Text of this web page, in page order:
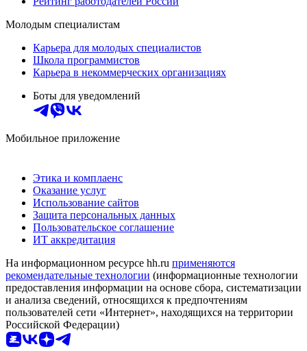
Молодым специалистам
Карьера для молодых специалистов
Школа программистов
Карьера в некоммерческих организациях
Боты для уведомлений
Мобильное приложение
Этика и комплаенс
Оказание услуг
Использование сайтов
Защита персональных данных
Пользовательское соглашение
ИТ аккредитация
На информационном ресурсе hh.ru применяются
рекомендательные технологии (информационные технологии
предоставления информации на основе сбора, систематизации
и анализа сведений, относящихся к предпочтениям
пользователей сети «Интернет», находящихся на территории
Российской Федерации)